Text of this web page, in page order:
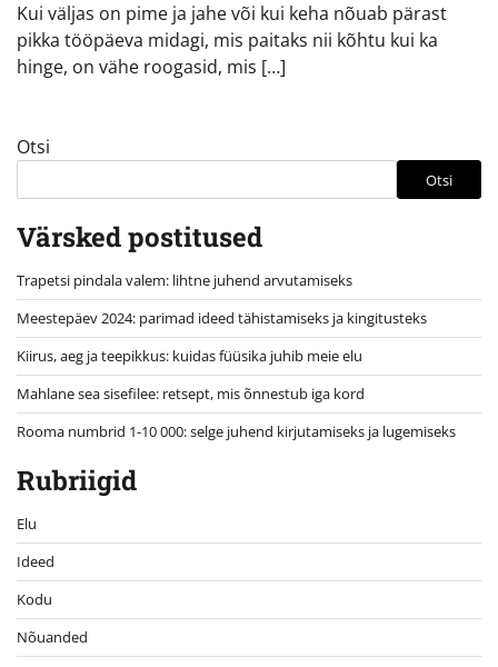
Kui väljas on pime ja jahe või kui keha nõuab pärast
pikka tööpäeva midagi, mis paitaks nii kõhtu kui ka
hinge, on vähe roogasid, mis […]
Otsi
Otsi
Värsked postitused
Trapetsi pindala valem: lihtne juhend arvutamiseks
Meestepäev 2024: parimad ideed tähistamiseks ja kingitusteks
Kiirus, aeg ja teepikkus: kuidas füüsika juhib meie elu
Mahlane sea sisefilee: retsept, mis õnnestub iga kord
Rooma numbrid 1-10 000: selge juhend kirjutamiseks ja lugemiseks
Rubriigid
Elu
Ideed
Kodu
Nõuanded